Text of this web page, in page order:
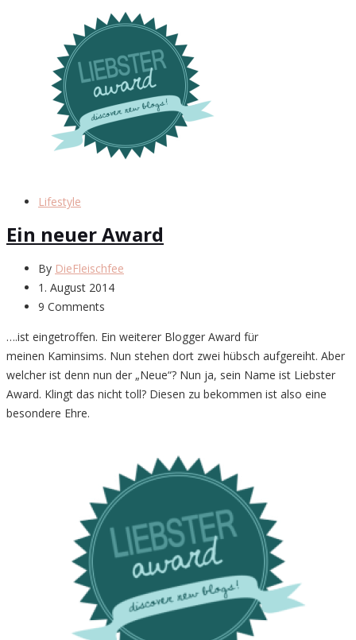
Lifestyle
Ein neuer Award
By DieFleischfee
1. August 2014
9 Comments
….ist eingetroffen. Ein weiterer Blogger Award für
meinen Kaminsims. Nun stehen dort zwei hübsch aufgereiht. Aber
welcher ist denn nun der „Neue“? Nun ja, sein Name ist Liebster
Award. Klingt das nicht toll? Diesen zu bekommen ist also eine
besondere Ehre.